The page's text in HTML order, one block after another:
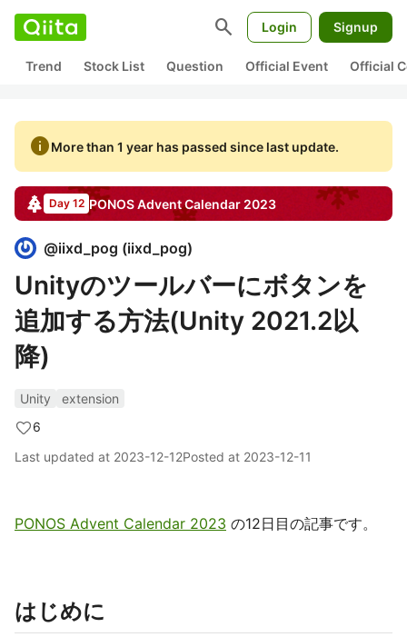
search Login Signup
Trend Stock List Question Official Event Official
infoMore than 1 year has passed since last update.
Day 12 PONOSAdvent Calendar 2023
@iixd_pog (iixd_pog)
Unityのツールバーにボタンを
追加する方法(Unity 2021.2以
降)
Unity
extension
6
Last updated at 2023-12-12Posted at 2023-12-11
PONOS Advent Calendar 2023 の12日目の記事です。
はじめに